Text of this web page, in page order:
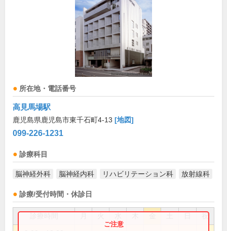
所在地・電話番号
高見馬場駅
鹿児島県鹿児島市東千石町4-13 [地図]
099-226-1231
診療科目
脳神経外科 脳神経内科 リハビリテーション科 放射線科
診療/受付時間・休診日
祝